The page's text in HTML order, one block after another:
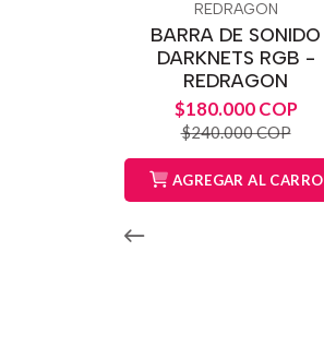
REDRAGON
BARRA DE SONIDO
DARKNETS RGB -
REDRAGON
$180.000 COP
$240.000 COP
AGREGAR AL CARRO